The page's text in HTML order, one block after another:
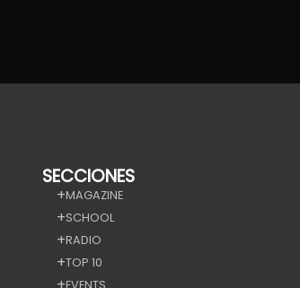
SECCIONES
MAGAZINE
SCHOOL
RADIO
TOP 10
EVENTS